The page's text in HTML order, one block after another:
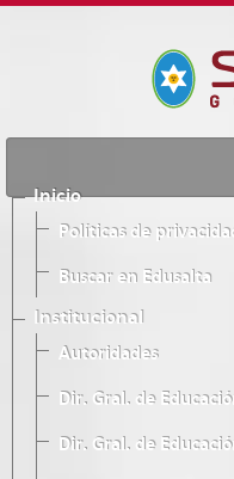
Inicio
Políticas de
Buscar en Edusalta
Institucional
Autoridades
Dir. Gral. de
Dir. Gral. de